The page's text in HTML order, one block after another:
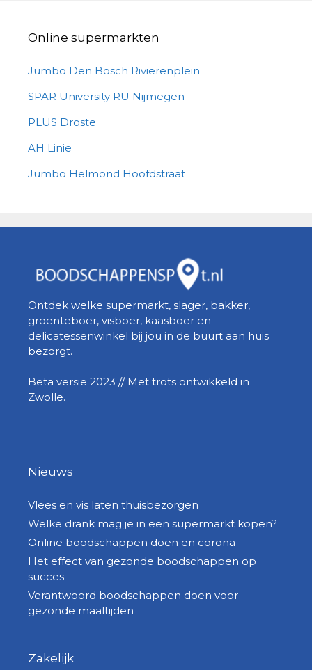
Online supermarkten
Jumbo Den Bosch Rivierenplein
SPAR University RU Nijmegen
PLUS Droste
AH Linie
Jumbo Helmond Hoofdstraat
Ontdek welke supermarkt, slager, bakker,
groenteboer, visboer, kaasboer en
delicatessenwinkel bij jou in de buurt aan huis
bezorgt.
Beta versie 2023 // Met trots ontwikkeld in
Zwolle.
Nieuws
Vlees en vis laten thuisbezorgen
Welke drank mag je in een supermarkt kopen?
Online boodschappen doen en corona
Het effect van gezonde boodschappen op
succes
Verantwoord boodschappen doen voor
gezonde maaltijden
Zakelijk